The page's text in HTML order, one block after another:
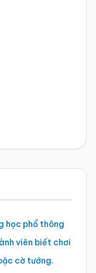
học phổ thông
viên biết chơi
cờ tướng.